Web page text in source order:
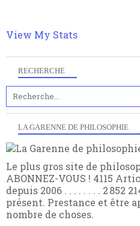
RECHERCHE
LA GARENNE DE PHILOSOPHIE
Le plus gros site de
ABONNEZ-VOUS ! 4115
depuis 2006 . . . . . . . . 2 852
présent. Prestance et être
nombre de choses.
View My Stats